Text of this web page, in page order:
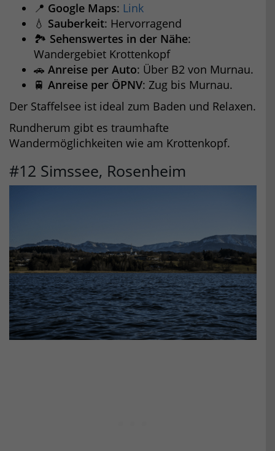
📍 Google Maps: Link
💧 Sauberkeit: Hervorragend
🏞️ Sehenswertes in der Nähe:
Wandergebiet Krottenkopf
🚗 Anreise per Auto: Über B2 von Murnau.
🚆 Anreise per ÖPNV: Zug bis Murnau.
Der Staffelsee ist ideal zum Baden und Relaxen.
Rundherum gibt es traumhafte
Wandermöglichkeiten wie am Krottenkopf.
#12 Simssee, Rosenheim